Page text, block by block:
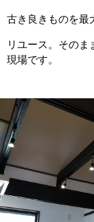
古き良きものを最
リユース。そのま
現場です。